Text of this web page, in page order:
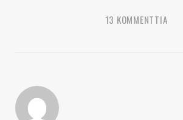
13 KOMMENTTIA